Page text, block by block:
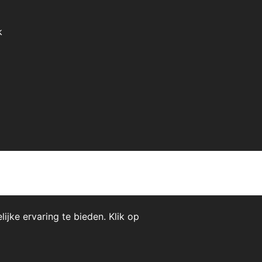
ervaring te bieden. Klik op